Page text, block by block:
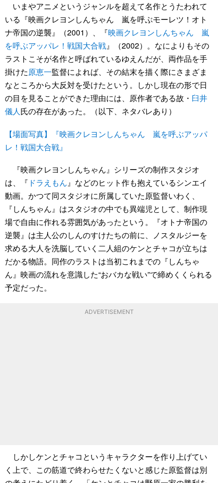
いまやアニメというジャンルを超えて名作とうたわれて
いる『映画クレヨンしんちゃん 嵐を呼ぶモーレツ！オト
ナ帝国の逆襲』（2001）、『映画クレヨンしんちゃん 嵐
を呼ぶアッパレ！戦国大合戦』（2002）。なによりもその
ラストこそが名作と呼ばれているゆえんだが、両作品を手
掛けた原恵一監督によれば、その結末を描く際にさまざま
なところから大反対を受けたという。しかし現在の形で日
の目を見ることができた理由には、原作者である故・ 臼井
儀人氏の存在があった。（以下、ネタバレあり）
【場面写真】『映画クレヨンしんちゃん 嵐を呼ぶアッパ
レ！戦国大合戦』
『映画クレヨンしんちゃん』シリーズの制作スタジオ
は、『 ドラえもん』などのヒット作も抱えているシンエイ
動画。かつて同スタジオに所属していた原監督いわく、
『しんちゃん』はスタジオの中でも異端児として、制作現
場で自由に作れる雰囲気があったという。『オトナ帝国の
逆襲』は主人公のしんのすけたちの前に、ノスタルジーを
求める大人を洗脳していく二人組のケンとチャコが立ちは
だかる物語。同作のラストは当初これまでの『しんちゃ
ん』映画の流れを意識した“おバカな戦い”で締めくくられる
予定だった。
ADVERTISEMENT
しかしケンとチャコというキャラクターを作り上げてい
く上で、この筋道で終わらせたくないと感じた原監督は別